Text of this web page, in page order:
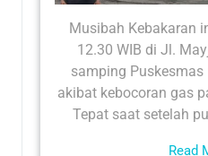
Musibah Kebakaran
12.30 WIB di Jl.
samping
akibat kebocoran gas
Tepat saat setelah
Read